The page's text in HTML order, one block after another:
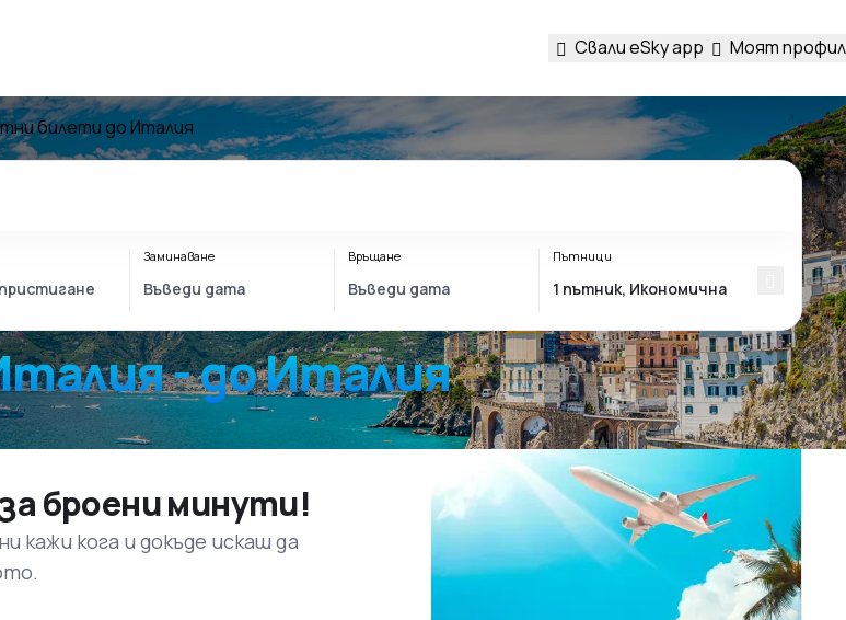
Свали eSky app Моят профил
билети до Италия
- до Италия
Заминаване Връщане Пътници
броени минути!
кажи кога и докъде искаш да